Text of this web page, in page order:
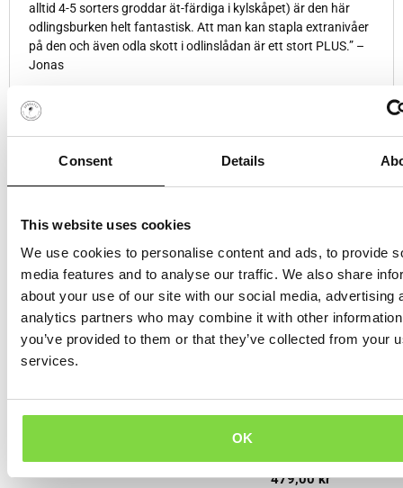
Consent Details
This website uses cookies
We use cookies to personalise content and ads, to provide
media features and to analyse our traffic. We also share
about your use of our site with our social media, advertising
analytics partners who may combine it with other
you’ve provided to them or that they’ve collected from your
services.
OK
alltid 4-5 sorters groddar ät-färdiga i kylskåpet) är den här
odlingsburken helt fantastisk. Att man kan stapla extranivåer
på den och även odla skott i odlinslådan är ett stort PLUS.” –
Jonas
Du kanske också gillar...
165,00kr
LÄGG TILL I VARUKORG
479,00kr